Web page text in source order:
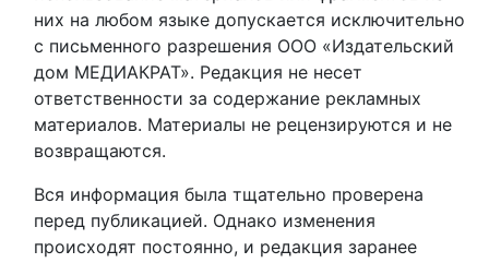
них на любом языке допускается исключительно
с письменного разрешения ООО «Издательский
дом МЕДИАКРАТ». Редакция не несет
ответственности за содержание рекламных
материалов. Материалы не рецензируются и не
возвращаются.
Вся информация была тщательно проверена
перед публикацией. Однако изменения
происходят постоянно, и редакция заранее